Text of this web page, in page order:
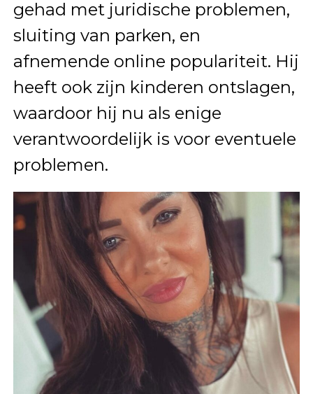
gehad met juridische problemen,
sluiting van parken, en
afnemende online populariteit. Hij
heeft ook zijn kinderen ontslagen,
waardoor hij nu als enige
verantwoordelijk is voor eventuele
problemen.